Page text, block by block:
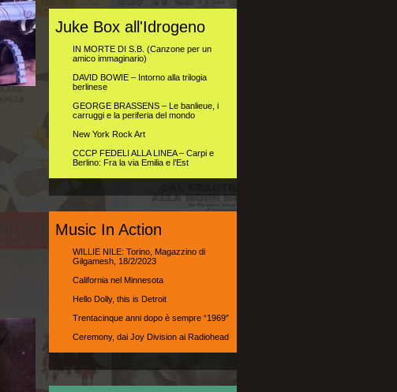
Juke Box all'Idrogeno
IN MORTE DI S.B. (Canzone per un
amico immaginario)
DAVID BOWIE – Intorno alla trilogia
berlinese
GEORGE BRASSENS – Le banlieue, i
carruggi e la periferia del mondo
New York Rock Art
CCCP FEDELI ALLA LINEA – Carpi e
Berlino: Fra la via Emilia e l’Est
Music In Action
WILLIE NILE: Torino, Magazzino di
Gilgamesh, 18/2/2023
California nel Minnesota
Hello Dolly, this is Detroit
Trentacinque anni dopo è sempre “1969″
Ceremony, dai Joy Division ai Radiohead